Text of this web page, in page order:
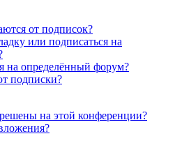
от подписок?
или подписаться на
на определённый форум?
подписки?
на этой конференции?